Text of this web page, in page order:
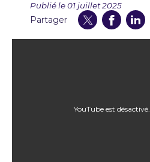
Publié le 01 juillet 2025
Partager
YouTube est désactivé.